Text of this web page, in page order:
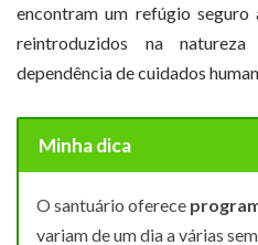
encontram um refúgio
reintroduzidos na
dependência de cuidados
Minha dica
O santuário oferece
variam de um dia a várias